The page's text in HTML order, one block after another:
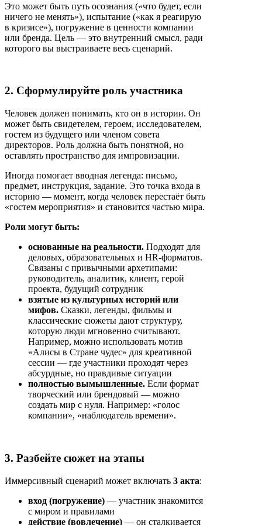
Это может быть путь осознания («что будет, если
ничего не менять»), испытание («как я реагирую
в кризисе»), погружение в ценности компании
или бренда. Цель — это внутренний смысл, ради
которого вы выстраиваете весь сценарий.
2. Сформулируйте роль участника
Человек должен понимать, кто он в истории. Он
может быть свидетелем, героем, исследователем,
гостем из будущего или членом совета
директоров. Роль должна быть понятной, но
оставлять пространство для импровизации.
Иногда помогает вводная легенда: письмо,
предмет, инструкция, задание. Это точка входа в
историю — момент, когда человек перестаёт быть
«гостем мероприятия» и становится частью мира.
Роли могут быть:
основанные на реальности. Подходят для
деловых, образовательных и HR-форматов.
Связаны с привычными архетипами:
руководитель, аналитик, клиент, герой
проекта, будущий сотрудник
взятые из культурных историй или
мифов. Сказки, легенды, фильмы и
классические сюжеты дают структуру,
которую люди мгновенно считывают.
Например, можно использовать мотив
«Алисы в Стране чудес» для креативной
сессии — где участники проходят через
абсурдные, но правдивые ситуации
полностью вымышленные. Если формат
творческий или брендовый — можно
создать мир с нуля. Например: «голос
компании», «наблюдатель времени».
3. Разбейте сюжет на этапы
Иммерсивный сценарий может включать 3 акта:
вход (погружение) — участник знакомится
с миром и правилами
действие (вовлечение) — он сталкивается